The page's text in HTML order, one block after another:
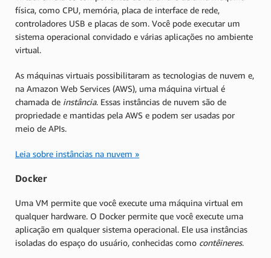
física, como CPU, memória, placa de interface de rede,
controladores USB e placas de som. Você pode executar um
sistema operacional convidado e várias aplicações no ambiente
virtual.
As máquinas virtuais possibilitaram as tecnologias de nuvem e,
na Amazon Web Services (AWS), uma máquina virtual é
chamada de instância. Essas instâncias de nuvem são de
propriedade e mantidas pela AWS e podem ser usadas por
meio de APIs.
Leia sobre instâncias na nuvem »
Docker
Uma VM permite que você execute uma máquina virtual em
qualquer hardware. O Docker permite que você execute uma
aplicação em qualquer sistema operacional. Ele usa instâncias
isoladas do espaço do usuário, conhecidas como contêineres.